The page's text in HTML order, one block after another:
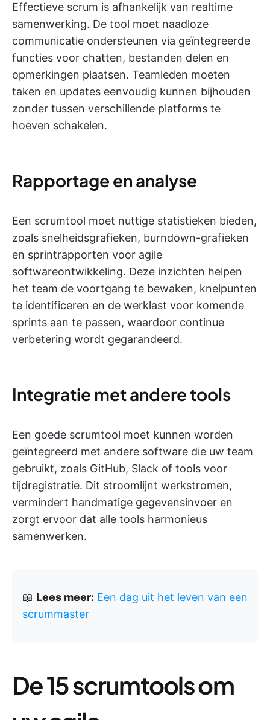
Effectieve scrum is afhankelijk van realtime
samenwerking. De tool moet naadloze
communicatie ondersteunen via geïntegreerde
functies voor chatten, bestanden delen en
opmerkingen plaatsen. Teamleden moeten
taken en updates eenvoudig kunnen bijhouden
zonder tussen verschillende platforms te
hoeven schakelen.
Rapportage en analyse
Een scrumtool moet nuttige statistieken bieden,
zoals snelheidsgrafieken, burndown-grafieken
en sprintrapporten voor agile
softwareontwikkeling. Deze inzichten helpen
het team de voortgang te bewaken, knelpunten
te identificeren en de werklast voor komende
sprints aan te passen, waardoor continue
verbetering wordt gegarandeerd.
Integratie met andere tools
Een goede scrumtool moet kunnen worden
geïntegreerd met andere software die uw team
gebruikt, zoals GitHub, Slack of tools voor
tijdregistratie. Dit stroomlijnt werkstromen,
vermindert handmatige gegevensinvoer en
zorgt ervoor dat alle tools harmonieus
samenwerken.
📖 Lees meer: Een dag uit het leven van een
scrummaster
De 15 scrumtools om